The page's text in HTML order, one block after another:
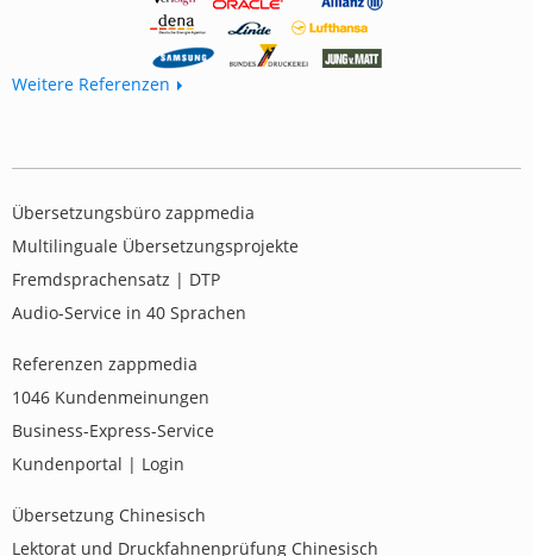
Weitere Referenzen
Übersetzungsbüro zappmedia
Multilinguale Übersetzungsprojekte
Fremdsprachensatz | DTP
Audio-Service in 40 Sprachen
Referenzen zappmedia
1046 Kundenmeinungen
Business-Express-Service
Kundenportal | Login
Übersetzung Chinesisch
Lektorat und Druckfahnenprüfung Chinesisch